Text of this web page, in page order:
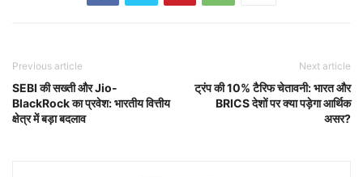
Previous article
SEBI की सख्ती और Jio-
BlackRock का प्रवेश: भारतीय वित्तीय
क्षेत्र में बड़ा बदलाव
Next article
ट्रंप की 10% टैरिफ चेतावनी: भारत और
BRICS देशों पर क्या पड़ेगा आर्थिक
असर?